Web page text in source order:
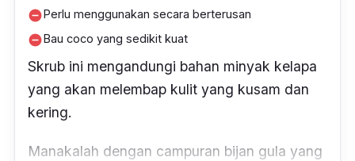
remove_circlePerlu menggunakan secara berterusan
remove_circleBau coco yang sedikit kuat
Skrub ini mengandungi bahan minyak kelapa
yang akan melembap kulit yang kusam dan
kering.
Manakalah dengan campuran bijan gula yang